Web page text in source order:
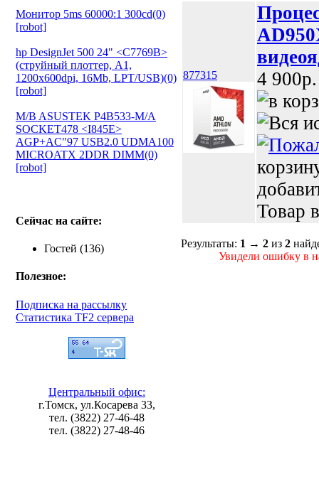
Монитор 5ms 60000:1 300cd(0)
[robot]
hp DesignJet 500 24" <C7769B>
(струйный плоттер, A1,
1200х600dpi, 16Mb, LPT/USB)(0)
[robot]
M/B ASUSTEK P4B533-M/A
SOCKET478 <I845E>
AGP+AC"97 USB2.0 UDMA100
MICROATX 2DDR DIMM(0)
[robot]
Сейчас на сайте:
Гостей (136)
Полезное:
Подписка на рассылку
Статистика TF2 сервера
Центральный офис:
г.Томск, ул.Косарева 33,
тел. (3822) 27-46-48
тел. (3822) 27-48-46
877315
4 900p.
Товар
Результаты: 1 → 2 из 2
Увидели ошибку в